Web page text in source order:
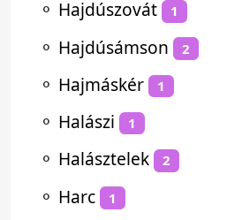
⚬ Hajdúszovát 1
⚬ Hajdúsámson 2
⚬ Hajmáskér 1
⚬ Halászi 1
⚬ Halásztelek 2
⚬ Harc 1